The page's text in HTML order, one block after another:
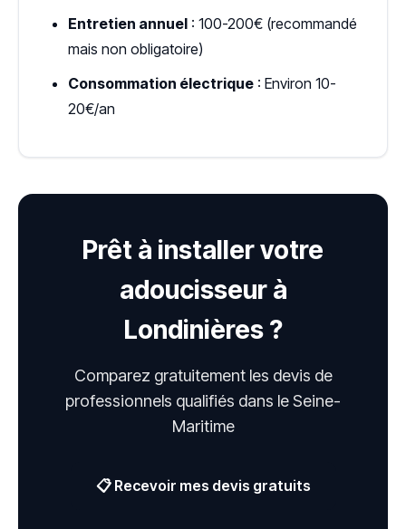
Entretien annuel : 100-200€ (recommandé
mais non obligatoire)
Consommation électrique : Environ 10-
20€/an
Prêt à installer votre
adoucisseur à
Londinières ?
Comparez gratuitement les devis de
professionnels qualifiés dans le Seine-
Maritime
📋 Recevoir mes devis gratuits